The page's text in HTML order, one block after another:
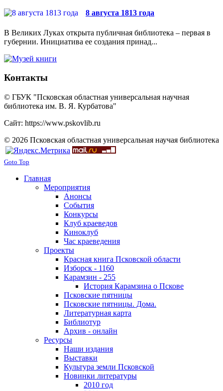
8 августа 1813 года
В Великих Луках открыта публичная библиотека – первая в
губернии. Инициатива ее создания принад...
Контакты
© ГБУК "Псковская областная универсальная научная
библиотека им. В. Я. Курбатова"
Сайт: https://www.pskovlib.ru
© 2026 Псковская областная универсальная научая библиотека
Goto Top
Главная
Мероприятия
Анонсы
События
Конкурсы
Клуб краеведов
Киноклуб
Час краеведения
Проекты
Красная книга Псковской области
Изборск - 1160
Карамзин - 255
История Карамзина о Пскове
Псковские пятницы
Псковские пятницы. Дома.
Литературная карта
Библиотур
Архив - онлайн
Ресурсы
Наши издания
Выставки
Культура земли Псковской
Новинки литературы
2010 год